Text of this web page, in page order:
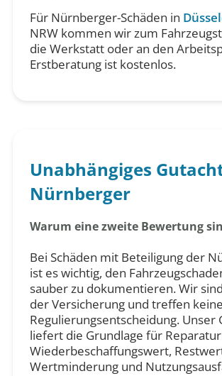
Für Nürnberger-Schäden in
NRW kommen wir zum
die Werkstatt oder an den
Erstberatung ist kostenlos.
Unabhängiges
Nürnberger
Warum eine zweite Bewertung
Bei Schäden mit Beteiligung der
ist es wichtig, den
sauber zu dokumentieren. Wir
der Versicherung und treffen keine
Regulierungsentscheidung. Unser
liefert die Grundlage für
Wiederbeschaffungswert,
Wertminderung und